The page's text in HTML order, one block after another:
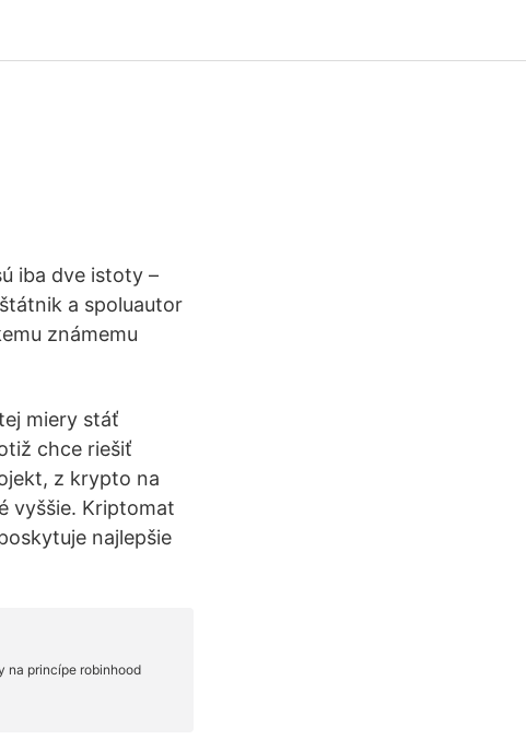
iba dve istoty –
a spoluautor
známemu
miery stáť
chce riešiť
z krypto na
vyššie. Kriptomat
najlepšie